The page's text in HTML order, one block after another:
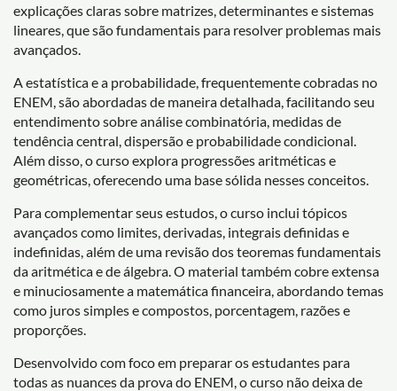
explicações claras sobre matrizes, determinantes e sistemas
lineares, que são fundamentais para resolver problemas mais
avançados.
A estatística e a probabilidade, frequentemente cobradas no
ENEM, são abordadas de maneira detalhada, facilitando seu
entendimento sobre análise combinatória, medidas de
tendência central, dispersão e probabilidade condicional.
Além disso, o curso explora progressões aritméticas e
geométricas, oferecendo uma base sólida nesses conceitos.
Para complementar seus estudos, o curso inclui tópicos
avançados como limites, derivadas, integrais definidas e
indefinidas, além de uma revisão dos teoremas fundamentais
da aritmética e de álgebra. O material também cobre extensa
e minuciosamente a matemática financeira, abordando temas
como juros simples e compostos, porcentagem, razões e
proporções.
Desenvolvido com foco em preparar os estudantes para
todas as nuances da prova do ENEM, o curso não deixa de